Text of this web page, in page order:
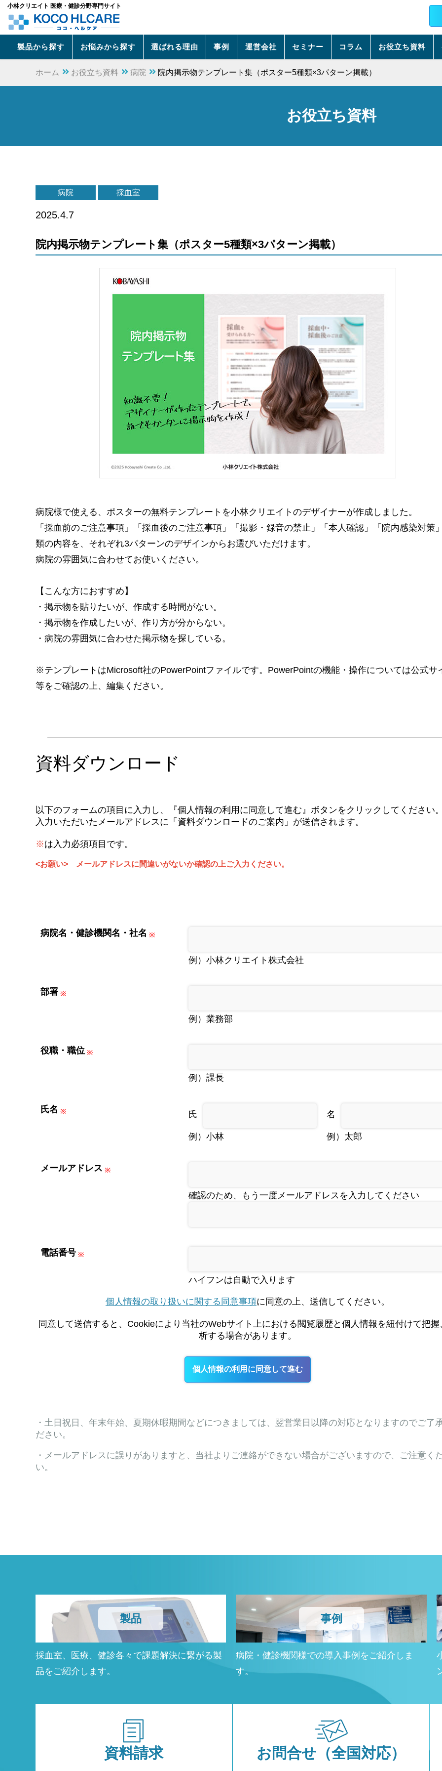
小林クリエイト 医療・健診分野専門サイト
製品から探す お悩みから探す 選ばれる理由 事例 運営会社 セミナー コラム お役立ち資料
ホーム お役立ち資料 病院 院内掲示物テンプレート集（ポスター5種類×3パターン掲載）
お役立ち資料
病院 採血室
2025.4.7
院内掲示物テンプレート集（ポスター5種類×3パターン掲載）
病院様で使える、ポスターの無料テンプレートを小林クリエイトのデザイナーが作成しました。
「採血前のご注意事項」「採血後のご注意事項」「撮影・録音の禁止」「本人確認」「院内感染対策
類の内容を、それぞれ3パターンのデザインからお選びいただけます。
病院の雰囲気に合わせてお使いください。
【こんな方におすすめ】
・掲示物を貼りたいが、作成する時間がない。
・掲示物を作成したいが、作り方が分からない。
・病院の雰囲気に合わせた掲示物を探している。
※テンプレートはMicrosoft社のPowerPointファイルです。PowerPointの機能・操作については公式サ
等をご確認の上、編集ください。
製品
採血室、医療、健診各々で課題解決に繋がる製
品をご紹介します。
事例
病院・健診機関様での導入事例をご紹介しま
す。
資料請求 お問合せ （全国対応）